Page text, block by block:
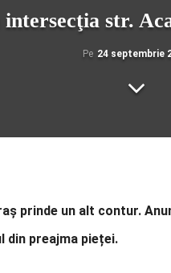
str.
Pe 24 septembrie
prinde un alt contur.
din preajma pieței.